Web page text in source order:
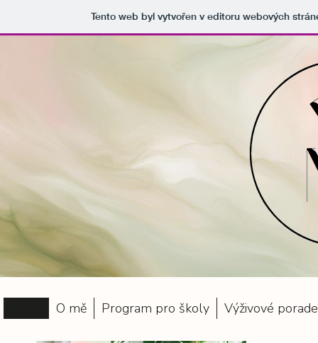
Tento web byl vytvořen v editoru webových
O mě Program pro školy Výživové